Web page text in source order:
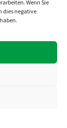
Wenn Sie
dies negative